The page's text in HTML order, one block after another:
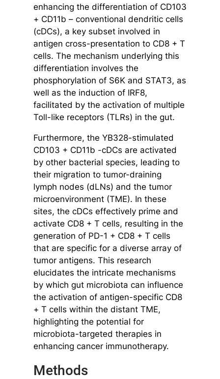
enhancing the differentiation of CD103
+ CD11b – conventional dendritic cells
(cDCs), a key subset involved in
antigen cross-presentation to CD8 + T
cells. The mechanism underlying this
differentiation involves the
phosphorylation of S6K and STAT3, as
well as the induction of IRF8,
facilitated by the activation of multiple
Toll-like receptors (TLRs) in the gut.
Furthermore, the YB328-stimulated
CD103 + CD11b -cDCs are activated
by other bacterial species, leading to
their migration to tumor-draining
lymph nodes (dLNs) and the tumor
microenvironment (TME). In these
sites, the cDCs effectively prime and
activate CD8 + T cells, resulting in the
generation of PD-1 + CD8 + T cells
that are specific for a diverse array of
tumor antigens. This research
elucidates the intricate mechanisms
by which gut microbiota can influence
the activation of antigen-specific CD8
+ T cells within the distant TME,
highlighting the potential for
microbiota-targeted therapies in
enhancing cancer immunotherapy.
Methods